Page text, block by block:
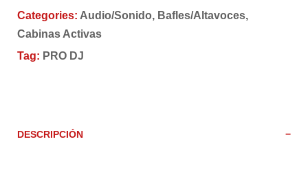
Categories: Audio/Sonido, Bafles/Altavoces,
Cabinas Activas
Tag: PRO DJ
DESCRIPCIÓN